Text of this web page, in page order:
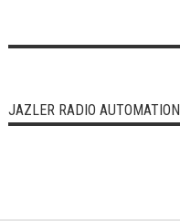
JAZLER RADIO AUTOMATION